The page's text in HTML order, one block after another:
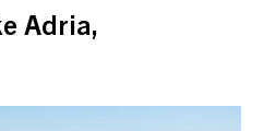
Adria,